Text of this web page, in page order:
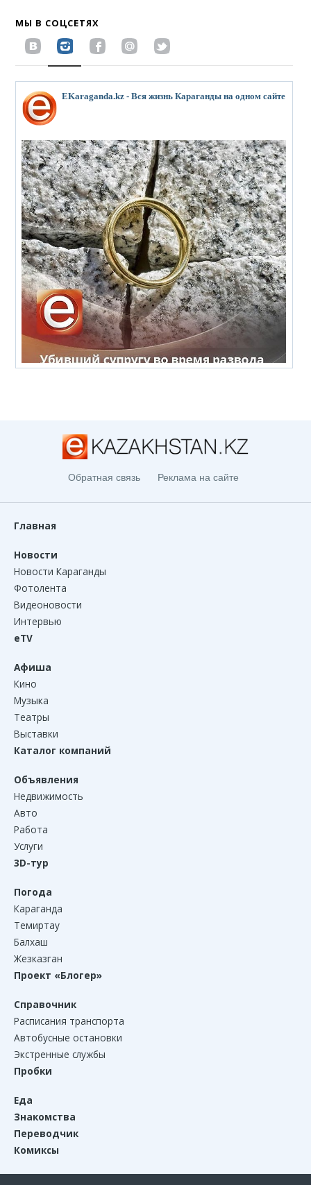
МЫ В СОЦСЕТЯХ
EKaraganda.kz - Вся жизнь Караганды на одном сайте
Обратная связь Реклама на сайте
Главная
Новости
Новости Караганды
Фотолента
Видеоновости
Интервью
eTV
Афиша
Кино
Музыка
Театры
Выставки
Каталог компаний
Объявления
Недвижимость
Авто
Работа
Услуги
3D-тур
Погода
Караганда
Темиртау
Балхаш
Жезказган
Проект «Блогер»
Справочник
Расписания транспорта
Автобусные остановки
Экстренные службы
Пробки
Еда
Знакомства
Переводчик
Комиксы